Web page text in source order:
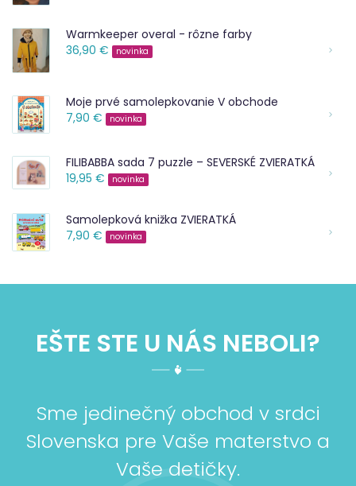
Warmkeeper overal - rôzne farby
36,90 €
novinka
Moje prvé samolepkovanie V obchode
7,90 €
novinka
FILIBABBA sada 7 puzzle – SEVERSKÉ ZVIERATKÁ
19,95 €
novinka
Samolepková knižka ZVIERATKÁ
7,90 €
novinka
EŠTE STE U NÁS NEBOLI?
Sme jedinečný obchod v srdci
Slovenska pre Vaše materstvo a
Vaše detičky.